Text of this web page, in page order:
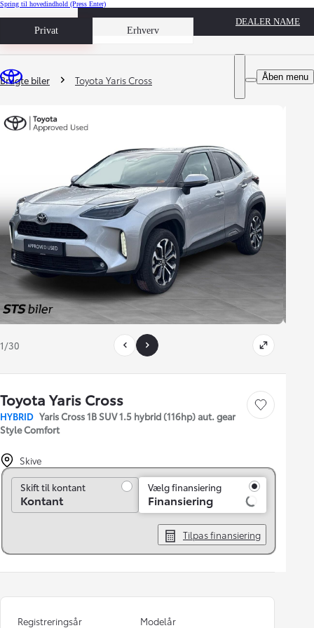
Spring til hovedindhold (Press Enter)
Privat Erhverv
Book prøvetur
DEALER NAME
Åben menu
Du er her
Brugte biler Toyota Yaris Cross
1/30
Toyota Yaris Cross
HYBRID Yaris Cross 1B SUV 1.5 hybrid (116hp) aut. gear
Style Comfort
Gem bil
Skive
Skift til kontant
Skift til kontant
Kontant
Vælg finansiering
Finansiering
Tilpas finansiering
Registreringsår
Modelår